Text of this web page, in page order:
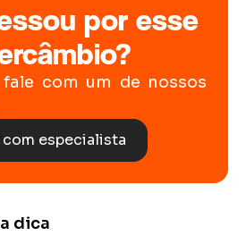
por esse
com um de nossos
com especialista
dica